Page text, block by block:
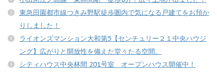
東急田園都市線つきみ野駅徒歩圏内で気になる戸建てをお預か
りしました！
ライオンズマンション大和第5【センチュリー２１中央ハウジ
ング】広がりと開放性を備えた堂々たる空間。
シティハウス中央林間 201号室 オープンハウス開催中！